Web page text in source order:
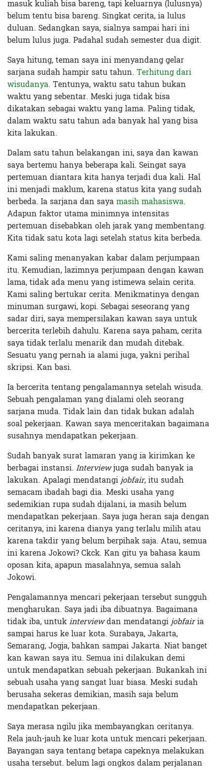
masuk kuliah bisa bareng, tapi keluarnya (lulusnya)
belum tentu bisa bareng. Singkat cerita, ia lulus
duluan. Sedangkan saya, sialnya sampai hari ini
belum lulus juga. Padahal sudah semester dua digit.
Saya hitung, teman saya ini menyandang gelar
sarjana sudah hampir satu tahun. Terhitung dari
wisudanya. Tentunya, waktu satu tahun bukan
waktu yang sebentar. Meski juga tidak bisa
dikatakan sebagai waktu yang lama. Paling tidak,
dalam waktu satu tahun ada banyak hal yang bisa
kita lakukan.
Dalam satu tahun belakangan ini, saya dan kawan
saya bertemu hanya beberapa kali. Seingat saya
pertemuan diantara kita hanya terjadi dua kali. Hal
ini menjadi maklum, karena status kita yang sudah
berbeda. Ia sarjana dan sayamasih mahasiswa.
Adapun faktor utama minimnya intensitas
pertemuan disebabkan oleh jarak yang membentang.
Kita tidak satu kota lagi setelah status kita berbeda.
Kami saling menanyakan kabar dalam perjumpaan
itu. Kemudian, lazimnya perjumpaan dengan kawan
lama, tidak ada menu yang istimewa selain cerita.
Kami saling bertukar cerita. Menikmatinya dengan
minuman surgawi, kopi. Sebagai seseorang yang
sadar diri, saya mempersilakan kawan saya untuk
bercerita terlebih dahulu. Karena saya paham, cerita
saya tidak terlalu menarik dan mudah ditebak.
Sesuatu yang pernah ia alami juga, yakni perihal
skripsi. Kan basi.
Ia bercerita tentang pengalamannya setelah wisuda.
Sebuah pengalaman yang dialami oleh seorang
sarjana muda. Tidak lain dan tidak bukan adalah
soal pekerjaan. Kawan saya menceritakan bagaimana
susahnya mendapatkan pekerjaan.
Sudah banyak surat lamaran yang ia kirimkan ke
berbagai instansi. Interviewjuga sudah banyak ia
lakukan. Apalagi mendatangijobfair, itu sudah
semacam ibadah bagi dia. Meski usaha yang
sedemikian rupa sudah dijalani, ia masih belum
mendapatkan pekerjaan. Saya juga heran saja dengan
ceritanya, ini karena dianya yang terlalu milih atau
karena takdir yang belum berpihak saja. Atau, semua
ini karena Jokowi? Ckck. Kan gitu ya bahasa kaum
oposan kita, apapun masalahnya, semua salah
Jokowi.
Pengalamannya mencari pekerjaan tersebut sungguh
mengharukan. Saya jadi iba dibuatnya. Bagaimana
tidak iba, untukinterviewdan mendatangijobfairia
sampai harus ke luar kota. Surabaya, Jakarta,
Semarang, Jogja, bahkan sampai Jakarta. Niat banget
kan kawan saya itu. Semua ini dilakukan demi
untuk mendapatkan sebuah pekerjaan. Bukankah ini
sebuah usaha yang sangat luar biasa. Meski sudah
berusaha sekeras demikian, masih saja belum
mendapatkan pekerjaan.
Saya merasa ngilu jika membayangkan ceritanya.
Rela jauh-jauh ke luar kota untuk mencari pekerjaan.
Bayangan saya tentang betapa capeknya melakukan
usaha tersebut. belum lagi ongkos dalam perjalanan